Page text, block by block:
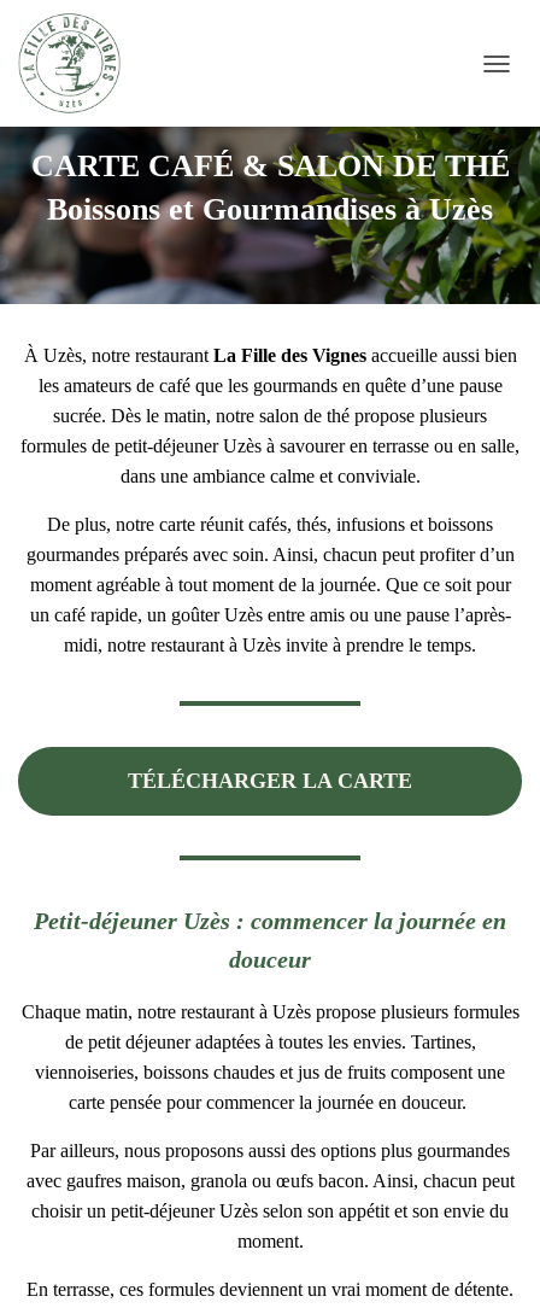
CARTE CAFÉ & SALON DE THÉ
Boissons et Gourmandises à Uzès
À Uzès, notre restaurant La Fille des Vignesaccueille aussi bien
les amateurs de café que les gourmands en quête d’une pause
sucrée. Dès le matin, notre salon de thé propose plusieurs
formules de petit-déjeuner Uzès à savourer en terrasse ou en salle,
dans une ambiance calme et conviviale.
De plus, notre carte réunit cafés, thés, infusions et boissons
gourmandes préparés avec soin. Ainsi, chacun peut profiter d’un
moment agréable à tout moment de la journée. Que ce soit pour
un café rapide, un goûter Uzès entre amis ou une pause l’après-
midi, notre restaurant à Uzès invite à prendre le temps.
TÉLÉCHARGER LA CARTE
Petit-déjeuner Uzès : commencer la journée en
douceur
Chaque matin, notre restaurant à Uzès propose plusieurs formules
de petit déjeuner adaptées à toutes les envies. Tartines,
viennoiseries, boissons chaudes et jus de fruits composent une
carte pensée pour commencer la journée en douceur.
Par ailleurs, nous proposons aussi des options plus gourmandes
avec gaufres maison, granola ou œufs bacon. Ainsi, chacun peut
choisir un petit-déjeuner Uzès selon son appétit et son envie du
moment.
En terrasse, ces formules deviennent un vrai moment de détente.